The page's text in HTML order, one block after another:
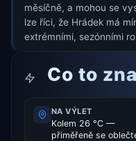
měsíčně, a mohou se
lze říci, že Hrádek má
extrémními, sezónními
Co to
NA VÝLET
Kolem 26 °C —
přiměřeně se